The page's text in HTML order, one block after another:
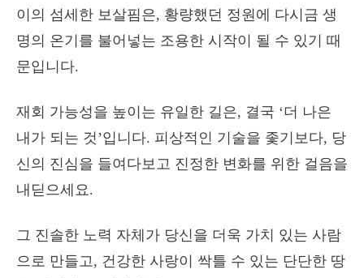
이의 섬세한 보살핌은, 황량했던 정원에 다시금 생
명의 온기를 불어넣는 조용한 시작이 될 수 있기 때
문입니다.
재회 가능성을 높이는 유일한 길은, 결국 ‘더 나은
내가 되는 것’입니다. 피상적인 기술을 좇기보다, 당
신의 진심을 들여다보고 진정한 변화를 위한 걸음을
내딛으세요.
그 진솔한 노력 자체가 당신을 더욱 가치 있는 사람
으로 만들고, 건강한 사랑이 싹틀 수 있는 단단한 땅